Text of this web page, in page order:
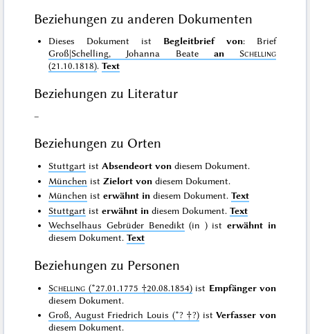
Beziehungen zu anderen Dokumenten
Dieses Dokument ist Begleitbrief von: Brief
Groß|Schelling, Johanna Beate an
Schelling
(21.10.1818).Text
Beziehungen zu Literatur
–
Beziehungen zu Orten
Stuttgart ist Absendeort von diesem Dokument.
München istZielort von diesem Dokument.
München isterwähnt in diesem Dokument.Text
Stuttgart isterwähnt in diesem Dokument.Text
Wechselhaus Gebrüder Benedikt (in ) isterwähnt in
diesem Dokument.Text
Beziehungen zu Personen
Schelling (*27.01.1775 †20.08.1854) ist Empfänger von
diesem Dokument.
Groß, August Friedrich Louis (*? †?)istVerfasser von
diesem Dokument.